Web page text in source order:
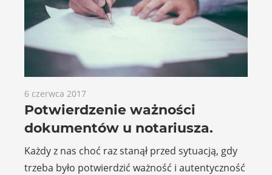
6 czerwca 2017
Potwierdzenie ważności
dokumentów u notariusza.
Każdy z nas choć raz stanął przed sytuacją, gdy
trzeba było potwierdzić ważność i autentyczność